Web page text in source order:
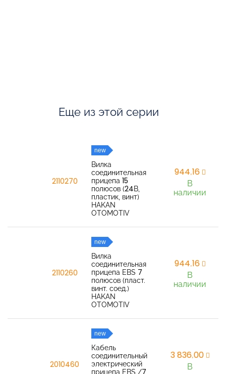
Еще из этой серии
2110270
new
Вилка
соединительная
прицепа 15
полюсов (24В,
пластик, винт)
HAKAN
OTOMOTIV
944,16
В
наличии
2110260
new
Вилка
соединительная
прицепа EBS 7
полюсов (пласт.
винт. соед.)
HAKAN
OTOMOTIV
944,16
В
наличии
2010460
new
Кабель
соединительный
электрический
прицепа EBS /7
3 836,00
В